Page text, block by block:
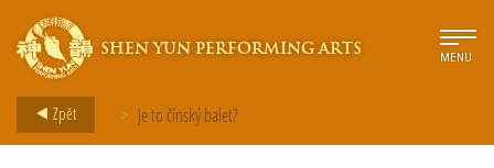
SHEN YUN PERFORMING ARTS MENU
Zpět > Je to čínský balet?